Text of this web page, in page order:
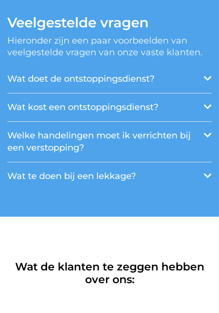
Veelgestelde vragen
Hieronder zijn een paar voorbeelden van
veelgestelde vragen van onze vaste klanten.
Wat doet de ontstoppingsdienst?
Wat kost een ontstoppingsdienst?
Welke handelingen moet ik verrichten bij
een verstopping?
Wat te doen bij een lekkage?
Wat de klanten te zeggen hebben
over ons: